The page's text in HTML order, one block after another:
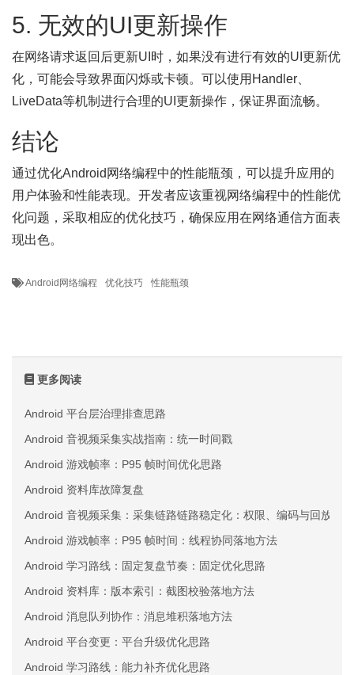
5. 无效的UI更新操作
在网络请求返回后更新UI时，如果没有进行有效的UI更新优
化，可能会导致界面闪烁或卡顿。可以使用Handler、
LiveData等机制进行合理的UI更新操作，保证界面流畅。
结论
通过优化Android网络编程中的性能瓶颈，可以提升应用的
用户体验和性能表现。开发者应该重视网络编程中的性能优
化问题，采取相应的优化技巧，确保应用在网络通信方面表
现出色。
Android网络编程 优化技巧 性能瓶颈
更多阅读
Android 平台层治理排查思路
Android 音视频采集实战指南：统一时间戳
Android 游戏帧率：P95 帧时间优化思路
Android 资料库故障复盘
Android 音视频采集：采集链路链路稳定化：权限、编码与回放三
Android 游戏帧率：P95 帧时间：线程协同落地方法
Android 学习路线：固定复盘节奏：固定优化思路
Android 资料库：版本索引：截图校验落地方法
Android 消息队列协作：消息堆积落地方法
Android 平台变更：平台升级优化思路
Android 学习路线：能力补齐优化思路